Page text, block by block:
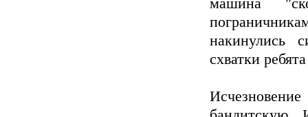
машина
накинулись
схватки